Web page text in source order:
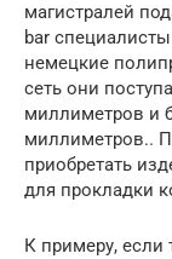
магистралей
bar
немецкие
сеть они
миллиметров и
миллиметров..
приобретать
для прокладки
К примеру, если